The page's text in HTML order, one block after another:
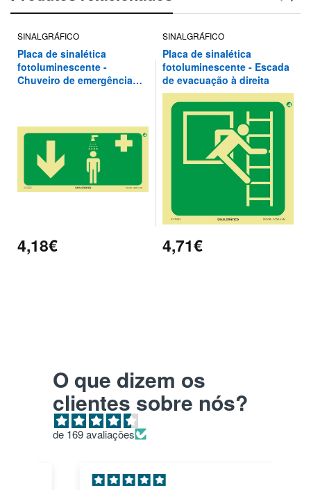
SINALGRÁFICO
Placa de sinalética
fotoluminescente -
Chuveiro de emergência
4,18€
SINALGRÁFICO
Placa de sinalética
fotoluminescente - Escada
de evacuação à direita
4,71€
O que dizem os
clientes sobre nós?
de 169 avaliações